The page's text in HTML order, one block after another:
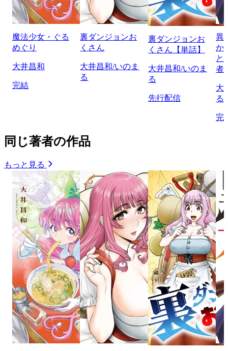
魔法少女・ぐる
めぐり
大井昌和
完結
裏ダンジョンお
くさん
大井昌和/いのま
る
裏ダンジョンお
くさん【単話】
大井昌和/いのま
る
先行配信
異
か
と
者
大
る
完
同じ著者の作品
もっと見る